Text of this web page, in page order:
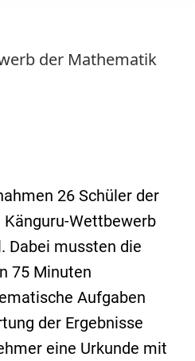
der Mathematik
26 Schüler der
Känguru-Wettbewerb
Dabei mussten die
75 Minuten
Aufgaben
der Ergebnisse
eine Urkunde mit